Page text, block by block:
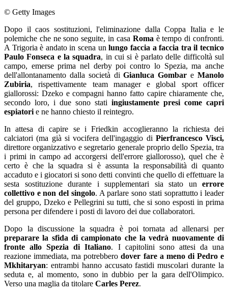
© Getty Images
Dopo il caos sostituzioni, l'eliminazione dalla Coppa Italia e le
polemiche che ne sono seguite, in casa Roma è tempo di confronti.
A Trigoria è andato in scena unlungo faccia a faccia tra il tecnico
Paulo Fonseca e la squadra, in cui si è parlato delle difficoltà sul
campo, emerse prima nel derby poi contro lo Spezia, ma anche
dell'allontanamento dalla società diGianluca Gombar eManolo
Zubiria, rispettivamente team manager e global sport officer
giallorossi: Dzeko e compagni hanno fatto capire chiaramente che,
secondo loro, i due sono stati ingiustamente presi come capri
espiatori e ne hanno chiesto il reintegro.
In attesa di capire se i Friedkin accoglieranno la richiesta dei
calciatori (ma già si vocifera dell'ingaggio di Pierfrancesco Visci,
direttore organizzativo e segretario generale proprio dello Spezia, tra
i primi in campo ad accorgersi dell'errore giallorosso), quel che è
certo è che la squadra si è assunta la responsabilità di quanto
accaduto e i giocatori si sono detti convinti che quello di effettuare la
sesta sostituzione durante i supplementari sia stato un errore
collettivo e non del singolo. A parlare sono stati soprattutto i leader
del gruppo, Dzeko e Pellegrini su tutti, che si sono esposti in prima
persona per difendere i posti di lavoro dei due collaboratori.
Dopo la discussione la squadra è poi tornata ad allenarsi per
preparare la sfida di campionato che la vedrà nuovamente di
fronte allo Spezia di Italiano. I capitolini sono attesi da una
reazione immediata, ma potrebberodover fare a meno di Pedro e
Mkhitaryan: entrambi hanno accusato fastidi muscolari durante la
seduta e, al momento, sono in dubbio per la gara dell'Olimpico.
Verso una maglia da titolare Carles Perez.